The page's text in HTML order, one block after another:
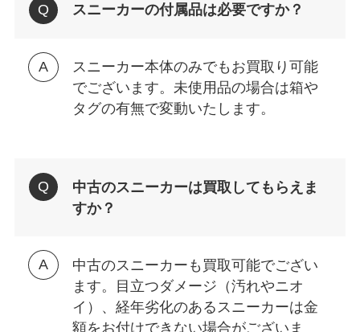
スニーカーの付属品は必要ですか？
スニーカー本体のみでもお買取り可能
でございます。未使用品の場合は箱や
タグの有無で変動いたします。
中古のスニーカーは買取してもらえま
すか？
中古のスニーカーも買取可能でござい
ます。目立つダメージ（汚れやニオ
イ）、経年劣化のあるスニーカーは金
額をお付けできない場合がございま